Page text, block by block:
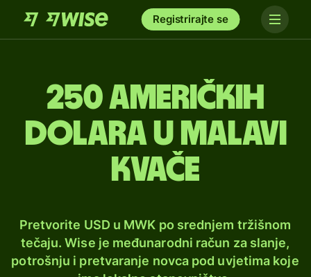
Registrirajte se
250 američkih
dolara u malavi
kvače
Pretvorite USD u MWK po srednjem tržišnom
tečaju. Wise je međunarodni račun za slanje,
potrošnju i pretvaranje novca pod uvjetima koje